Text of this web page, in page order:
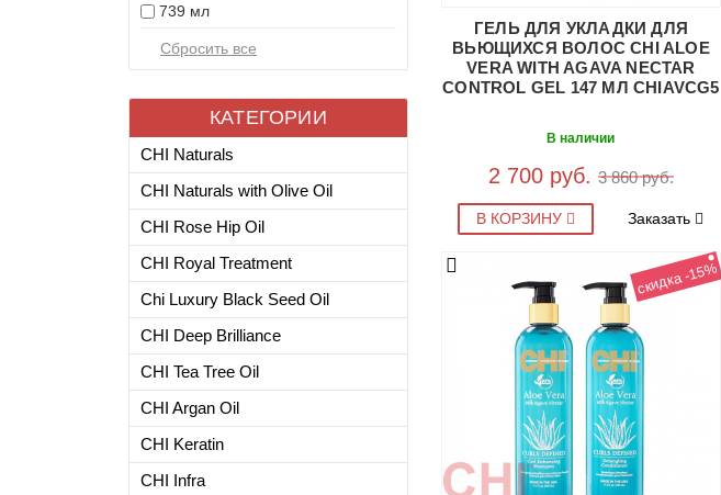
739 мл
КАТЕГОРИИ
CHI Naturals
CHI Naturals with Olive Oil
CHI Rose Hip Oil
CHI Royal Treatment
Chi Luxury Black Seed Oil
CHI Deep Brilliance
CHI Tea Tree Oil
СHI Argan Oil
CHI Keratin
CHI Infra
ГЕЛЬ ДЛЯ УКЛАДКИ ДЛЯ
ВЬЮЩИХСЯ ВОЛОС CHI ALOE
VERA WITH AGAVA NECTAR
CONTROL GEL 147 МЛ CHIAVCG5
В наличии
2 700 руб. 3 860 руб.
В КОРЗИНУ Заказать
скидка -15%